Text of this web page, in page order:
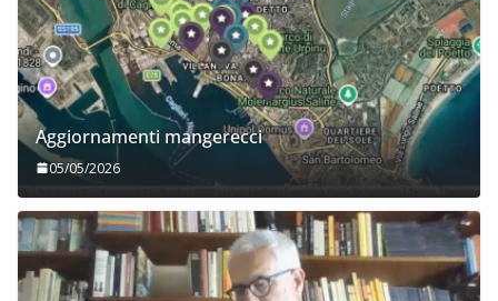
Aggiornamenti mangerecci
05/05/2026